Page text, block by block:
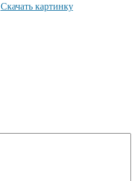
Скачать картинку